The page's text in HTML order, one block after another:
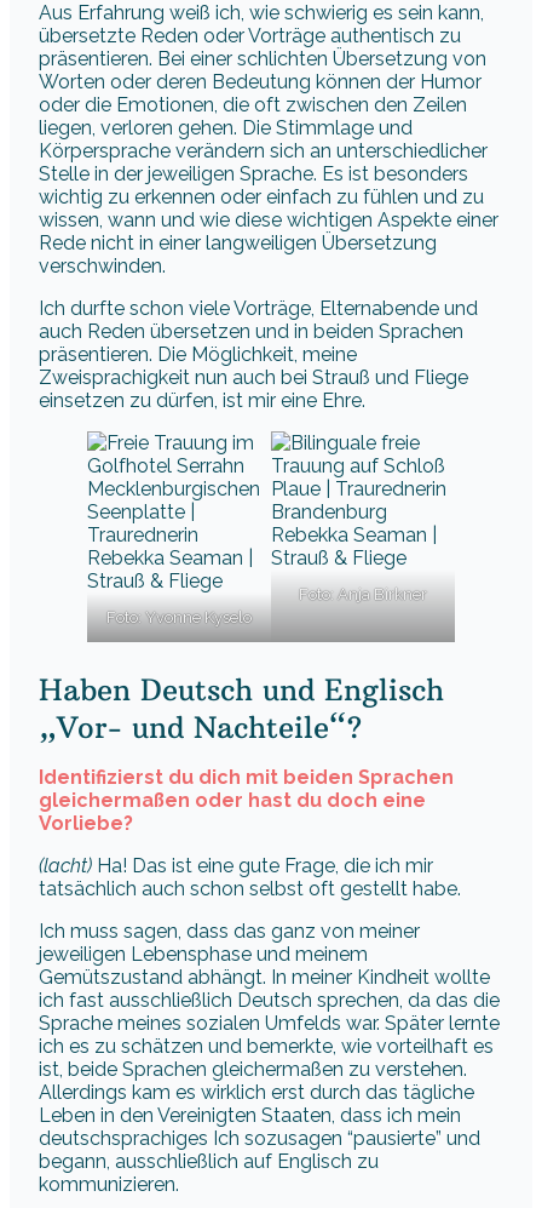
Aus Erfahrung weiß ich, wie schwierig es sein kann,
übersetzte Reden oder Vorträge authentisch zu
präsentieren. Bei einer schlichten Übersetzung von
Worten oder deren Bedeutung können der Humor
oder die Emotionen, die oft zwischen den Zeilen
liegen, verloren gehen. Die Stimmlage und
Körpersprache verändern sich an unterschiedlicher
Stelle in der jeweiligen Sprache. Es ist besonders
wichtig zu erkennen oder einfach zu fühlen und zu
wissen, wann und wie diese wichtigen Aspekte einer
Rede nicht in einer langweiligen Übersetzung
verschwinden.
Ich durfte schon viele Vorträge, Elternabende und
auch Reden übersetzen und in beiden Sprachen
präsentieren. Die Möglichkeit, meine
Zweisprachigkeit nun auch bei Strauß und Fliege
einsetzen zu dürfen, ist mir eine Ehre.
Foto: Yvonne Kyselo
Foto: Anja Birkner
Haben Deutsch und Englisch
„Vor- und Nachteile“?
Identifizierst du dich mit beiden Sprachen
gleichermaßen oder hast du doch eine
Vorliebe?
(lacht) Ha! Das ist eine gute Frage, die ich mir
tatsächlich auch schon selbst oft gestellt habe.
Ich muss sagen, dass das ganz von meiner
jeweiligen Lebensphase und meinem
Gemütszustand abhängt. In meiner Kindheit wollte
ich fast ausschließlich Deutsch sprechen, da das die
Sprache meines sozialen Umfelds war. Später lernte
ich es zu schätzen und bemerkte, wie vorteilhaft es
ist, beide Sprachen gleichermaßen zu verstehen.
Allerdings kam es wirklich erst durch das tägliche
Leben in den Vereinigten Staaten, dass ich mein
deutschsprachiges Ich sozusagen “pausierte” und
begann, ausschließlich auf Englisch zu
kommunizieren.